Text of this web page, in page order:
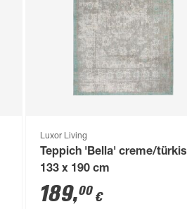
Luxor Living
Teppich 'Bella' creme/türkis
133 x 190 cm
189,00€